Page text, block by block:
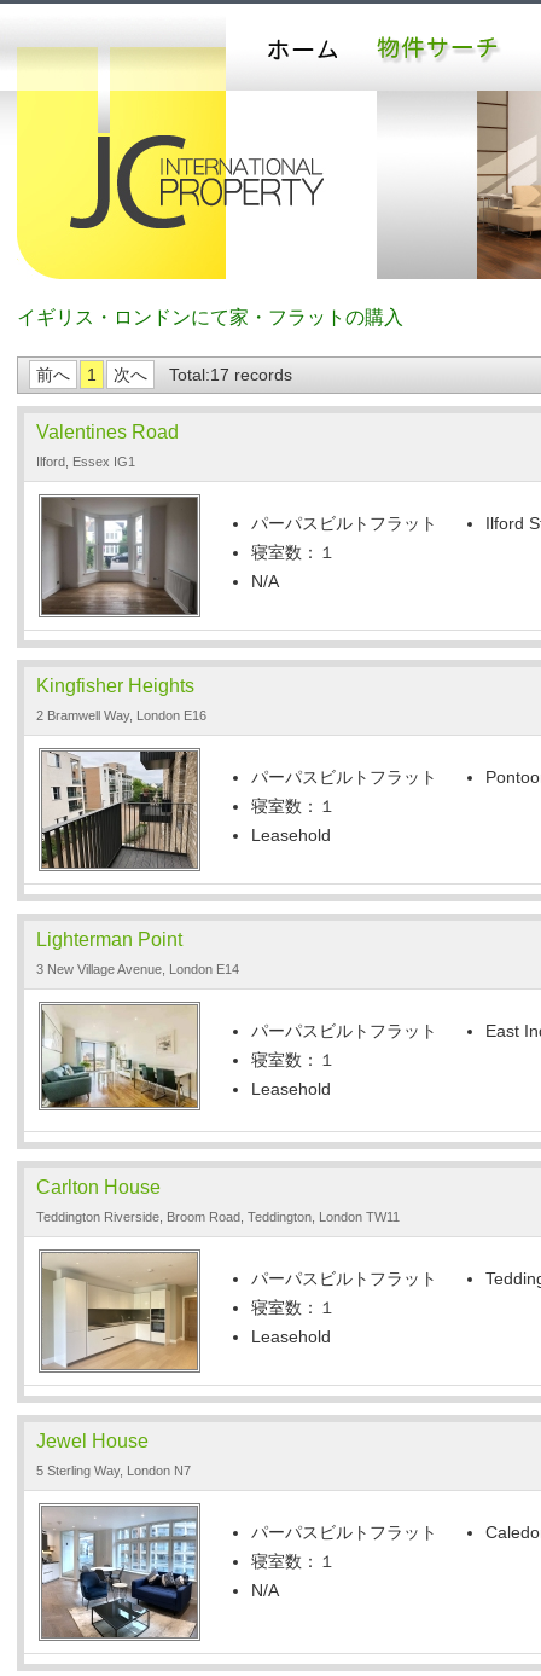
イギリス・ロンドンにて家・フラットの購入
前へ 1 次へ Total:17 records
Valentines Road
Ilford, Essex IG1
パーパスビルトフラット
寝室数：１
N/A
Ilford
Kingfisher Heights
2 Bramwell Way, London E16
パーパスビルトフラット
寝室数：１
Leasehold
Lighterman Point
3 New Village Avenue, London E14
パーパスビルトフラット
寝室数：１
Leasehold
East
Carlton House
Teddington Riverside, Broom Road, Teddington, London TW11
パーパスビルトフラット
寝室数：１
Leasehold
Jewel House
5 Sterling Way, London N7
パーパスビルトフラット
寝室数：１
N/A